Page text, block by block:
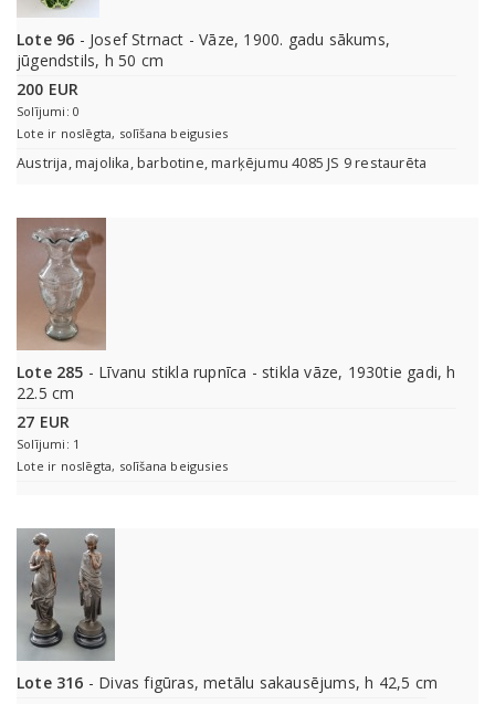
Lote 96 - Josef Strnact - Vāze, 1900. gadu sākums,
jūgendstils, h 50 cm
200 EUR
Solījumi: 0
Lote ir noslēgta, solīšana beigusies
Austrija, majolika, barbotine, marķējumu 4085 JS 9 restaurēta
Lote 285 - Līvanu stikla rupnīca - stikla vāze, 1930tie gadi, h
22.5 cm
27 EUR
Solījumi: 1
Lote ir noslēgta, solīšana beigusies
Lote 316 - Divas figūras, metālu sakausējums, h 42,5 cm